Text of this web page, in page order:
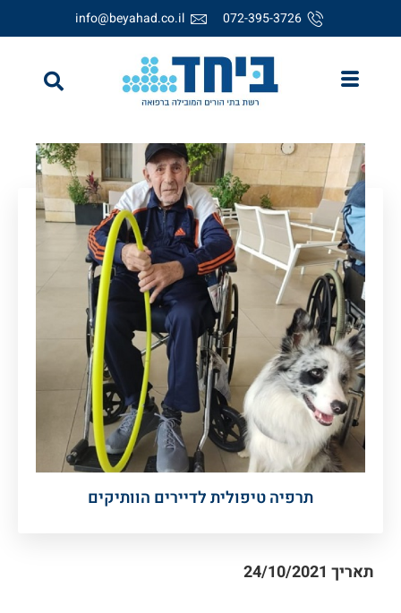
072-395-3726
info@beyahad.co.il
תרפיה טיפולית לדיירים הוותיקים
תאריך 24/10/2021